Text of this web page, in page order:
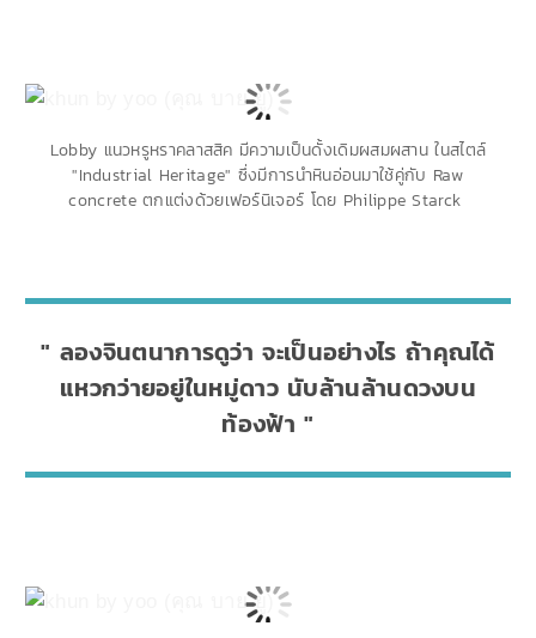
Lobby แนวหรูหราคลาสสิค มีความเป็นดั้งเดิมผสมผสาน ในสไตล์
"Industrial Heritage" ซึ่งมีการนำหินอ่อนมาใช้คู่กับ Raw
concrete ตกแต่งด้วยเฟอร์นิเจอร์ โดย Philippe Starck
ลองจินตนาการดูว่า จะเป็นอย่างไร ถ้าคุณได้
แหวกว่ายอยู่ในหมู่ดาว นับล้านล้านดวงบน
ท้องฟ้า